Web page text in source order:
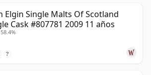
Elgin Single Malts Of Scotland
Cask #807781 2009 11 años
?